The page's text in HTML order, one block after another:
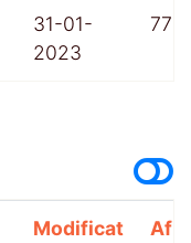
31-01-
2023
775
Modificat